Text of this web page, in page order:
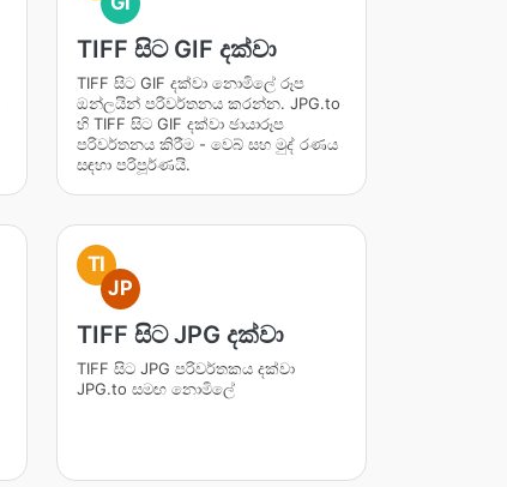
TIFF සිට GIF දක්වා
TIFF සිට GIF දක්වා නොමිලේ රූප
ඔන්ලයින් පරිවර්තනය කරන්න. JPG.to
හි TIFF සිට GIF දක්වා ඡායාරූප
පරිවර්තනය කිරීම - වෙබ් සහ මුද් රණය
සඳහා පරිපූර්ණයි.
TI
JP
TIFF සිට JPG දක්වා
TIFF සිට JPG පරිවර්තකය දක්වා
JPG.to සමඟ නොමිලේ